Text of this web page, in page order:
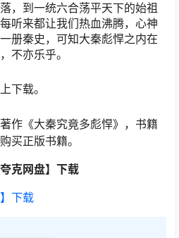
，到一统六合荡平天下的始祖
听来都让我们热血沸腾，心神
册秦史，可知大秦彪悍之内在
不亦乐乎。
下载。
作《大秦究竟多彪悍》，书籍
买正版书籍。
克网盘】下载
下载